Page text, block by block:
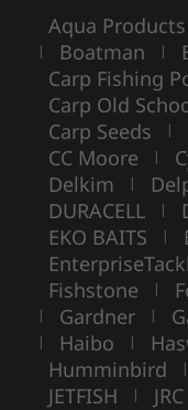
Aqua Products
| Boatman |
Carp Fishing
Carp Old
Carp Seeds |
CC Moore |
Delkim |
DURACELL |
EKO BAITS |
Fishstone |
| Gardner |
| Haibo |
Humminbird |
JETFISH | JRC